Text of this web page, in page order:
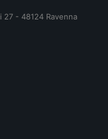
27 - 48124 Ravenna